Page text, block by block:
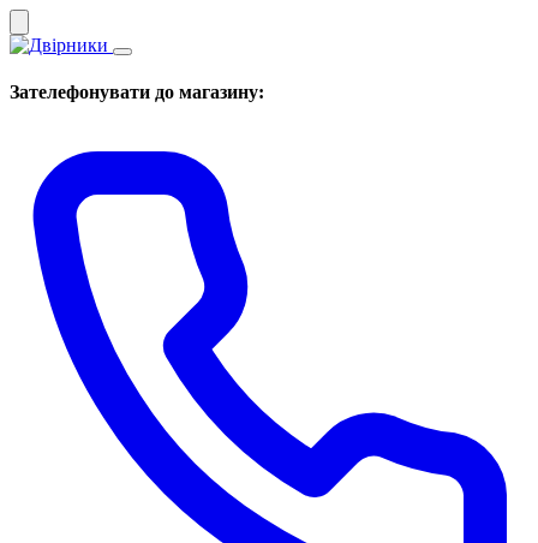
Зателефонувати до магазину: